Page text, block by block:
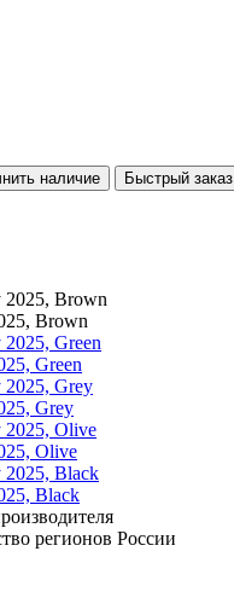
наличие
Быстрый заказ
Brown
Green
Grey
Olive
Black
регионов России